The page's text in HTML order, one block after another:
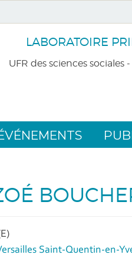
LABORATOIRE
UFR des sciences
Saint-Quentin-en-